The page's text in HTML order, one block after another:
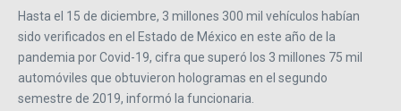
Hasta el 15 de diciembre, 3 millones 300 mil vehículos habían
sido verificados en el Estado de México en este año de la
pandemia por Covid-19, cifra que superó los 3 millones 75 mil
automóviles que obtuvieron hologramas en el segundo
semestre de 2019, informó la funcionaria.